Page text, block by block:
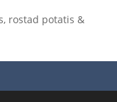
rostad potatis &